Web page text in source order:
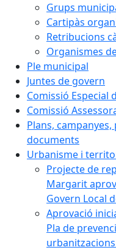
Grups
Cartipàs
Retribucions
Organismes
Ple municipal
Juntes de govern
Comissió Especial
Comissió
Plans,
documents
Urbanisme i
Projecte de
Margarit
Govern Local
Aprovació
Pla de